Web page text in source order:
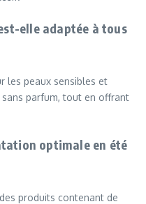
elle adaptée à tous
les peaux sensibles et
parfum, tout en offrant
optimale en été
produits contenant de